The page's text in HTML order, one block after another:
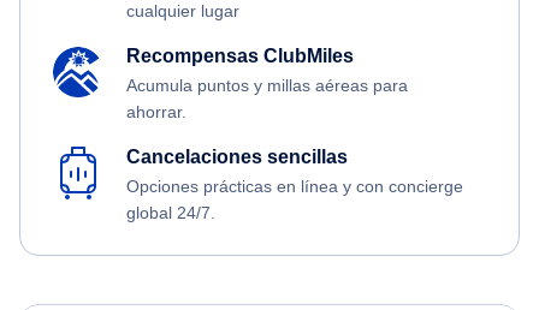
cualquier lugar
Recompensas ClubMiles
Acumula puntos y millas aéreas para
ahorrar.
Cancelaciones sencillas
Opciones prácticas en línea y con concierge
global 24/7.